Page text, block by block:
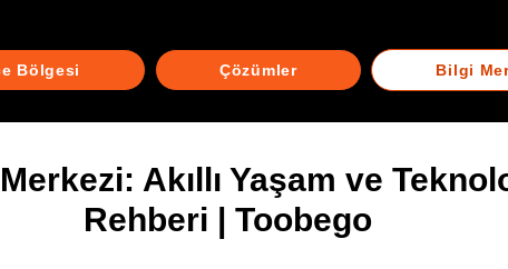
Bölgesi Çözümler Bilgi
Akıllı Yaşam ve
Rehberi | Toobego